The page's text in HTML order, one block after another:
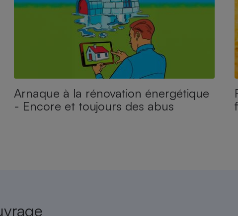
Arnaque à la rénovation énergétique
- Encore et toujours des abus